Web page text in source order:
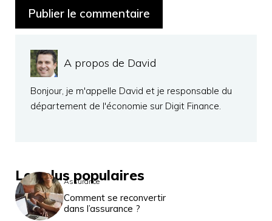
A propos de David
Bonjour, je m'appelle David et je responsable du
département de l'économie sur Digit Finance.
Les plus populaires
Assurance
Comment se reconvertir
dans l’assurance ?